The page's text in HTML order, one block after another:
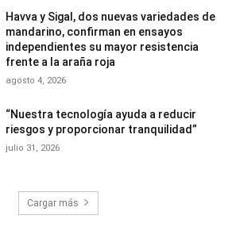
Havva y Sigal, dos nuevas variedades de
mandarino, confirman en ensayos
independientes su mayor resistencia
frente a la araña roja
agosto 4, 2026
“Nuestra tecnología ayuda a reducir
riesgos y proporcionar tranquilidad”
julio 31, 2026
Cargar más